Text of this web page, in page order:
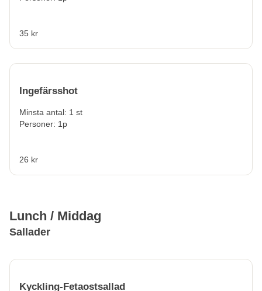
35 kr
Ingefärsshot
Minsta antal: 1 st
Personer: 1p
26 kr
Lunch / Middag
Sallader
Kyckling-Fetaostsallad